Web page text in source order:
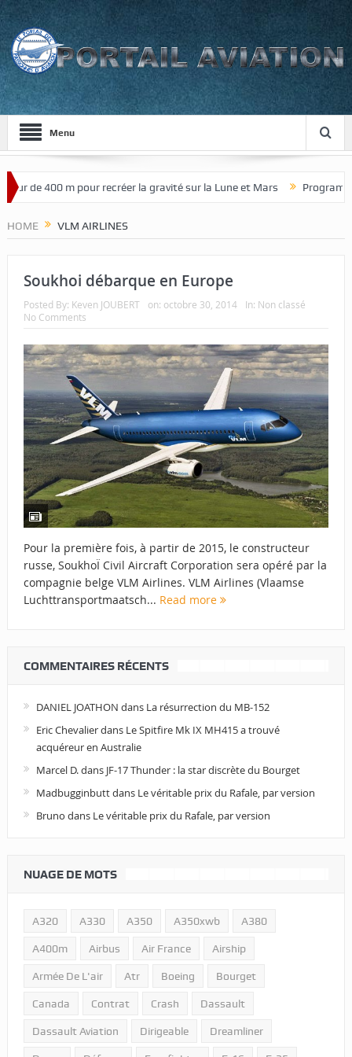
Menu
de 400 m pour recréer la gravité sur la Lune et Mars Programme
HOME VLM AIRLINES
Soukhoi débarque en Europe
Posted By: Keven JOUBERT on: octobre 30, 2014 In: Non classé
No Comments
Pour la première fois, à partir de 2015, le constructeur
russe, SoukhoÏ Civil Aircraft Corporation sera opéré par la
compagnie belge VLM Airlines. VLM Airlines (Vlaamse
Luchttransportmaatsch... Read more
COMMENTAIRES RÉCENTS
DANIEL JOATHON dans La résurrection du MB-152
Eric Chevalierdans Le Spitfire Mk IX MH415 a trouvé
acquéreur en Australie
Marcel D.dans JF-17 Thunder : la star discrète du Bourget
Madbugginbuttdans Le véritable prix du Rafale, par version
Bruno dans Le véritable prix du Rafale, par version
NUAGE DE MOTS
A320 A330 A350 A350xwb A380
A400m Airbus Air France Airship
Armée De L'air Atr Boeing Bourget
Canada Contrat Crash Dassault
Dassault Aviation Dirigeable Dreamliner